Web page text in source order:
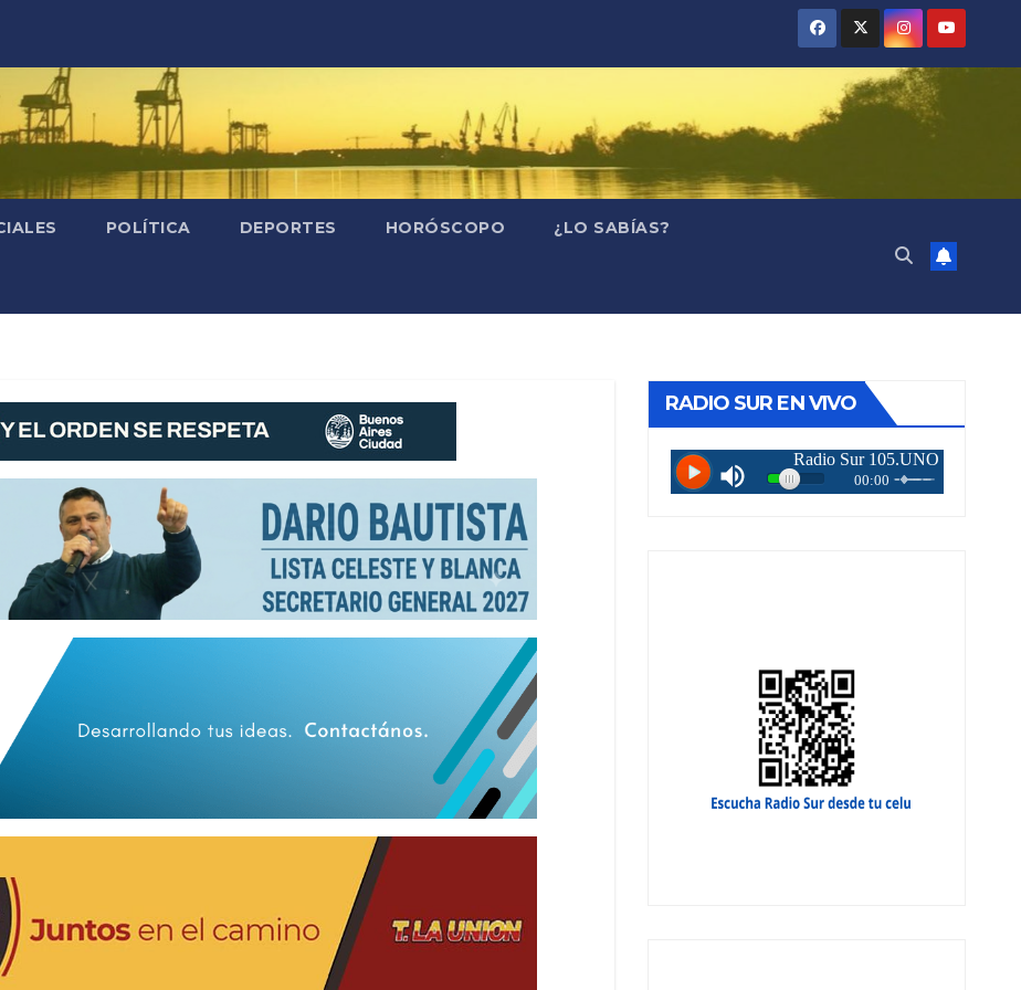
POLÍTICA DEPORTES HORÓSCOPO ¿LO SABÍAS?
RADIO SUR EN VIVO